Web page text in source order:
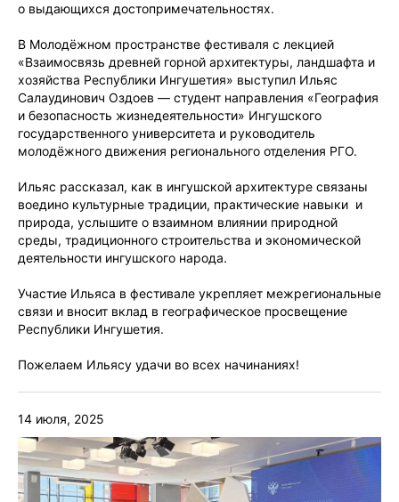
о выдающихся достопримечательностях.
В Молодёжном пространстве фестиваля с лекцией
«Взаимосвязь древней горной архитектуры, ландшафта и
хозяйства Республики Ингушетия» выступил Ильяс
Салаудинович Оздоев — студент направления «География
и безопасность жизнедеятельности» Ингушского
государственного университета и руководитель
молодёжного движения регионального отделения РГО.
Ильяс рассказал, как в ингушской архитектуре связаны
воедино культурные традиции, практические навыки и
природа, услышите о взаимном влиянии природной
среды, традиционного строительства и экономической
деятельности ингушского народа.
Участие Ильяса в фестивале укрепляет межрегиональные
связи и вносит вклад в географическое просвещение
Республики Ингушетия.
Пожелаем Ильясу удачи во всех начинаниях!
14 июля, 2025